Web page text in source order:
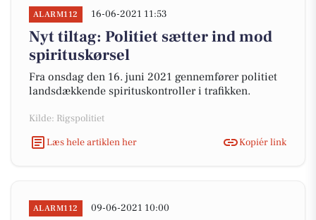
ALARM112 16-06-2021 11:53
Nyt tiltag: Politiet sætter ind mod
spirituskørsel
Fra onsdag den 16. juni 2021 gennemfører politiet
landsdækkende spirituskontroller i trafikken.
Kilde: Rigspolitiet
Læs hele artiklen her
Kopiér link
ALARM112 09-06-2021 10:00